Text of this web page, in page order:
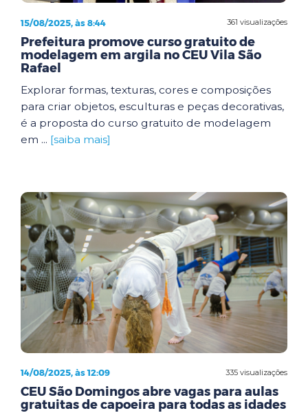
361 visualizações
15/08/2025, às 8:44
Prefeitura promove curso gratuito de
modelagem em argila no CEU Vila São
Rafael
Explorar formas, texturas, cores e composições
para criar objetos, esculturas e peças decorativas,
é a proposta do curso gratuito de modelagem
em ... [saiba mais]
335 visualizações
14/08/2025, às 12:09
CEU São Domingos abre vagas para aulas
gratuitas de capoeira para todas as idades